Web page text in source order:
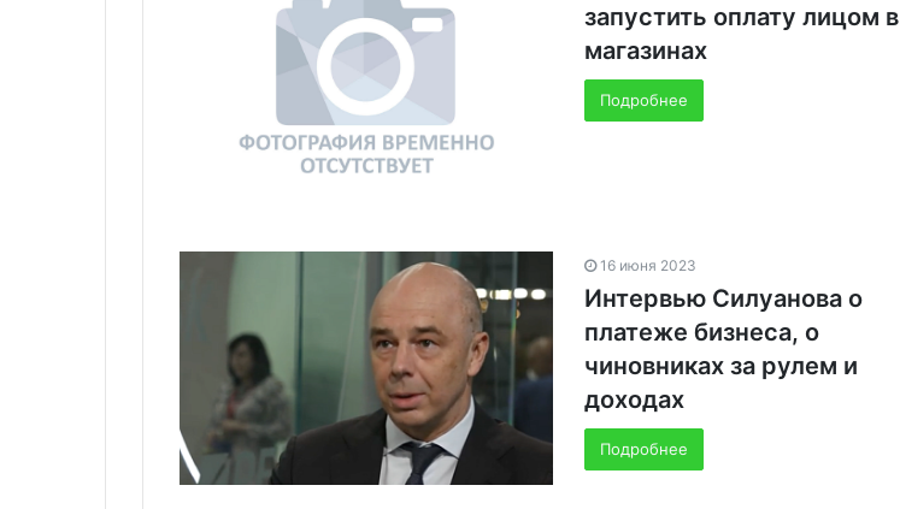
запустить оплату лицом в
магазинах
Подробнее
16 июня 2023
Интервью Силуанова о
платеже бизнеса, о
чиновниках за рулем и
доходах
Подробнее